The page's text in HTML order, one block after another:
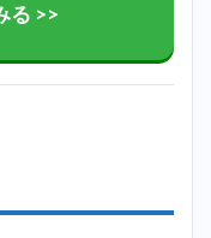
る >>